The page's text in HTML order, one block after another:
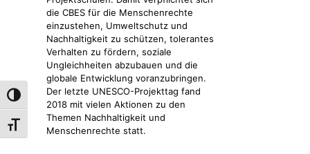
Umschalten auf hohe Kontraste
Schrift vergrößern
die CBES für die Menschenrechte
einzustehen, Umweltschutz und
Nachhaltigkeit zu schützen, tolerantes
Verhalten zu fördern, soziale
Ungleichheiten abzubauen und die
globale Entwicklung voranzubringen.
Der letzte UNESCO-Projekttag fand
2018 mit vielen Aktionen zu den
Themen Nachhaltigkeit und
Menschenrechte statt.